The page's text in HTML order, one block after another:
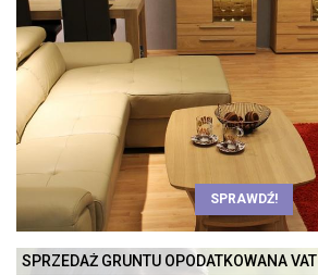
SPRAWDŹ!
SPRZEDAŻ GRUNTU OPODATKOWANA VAT